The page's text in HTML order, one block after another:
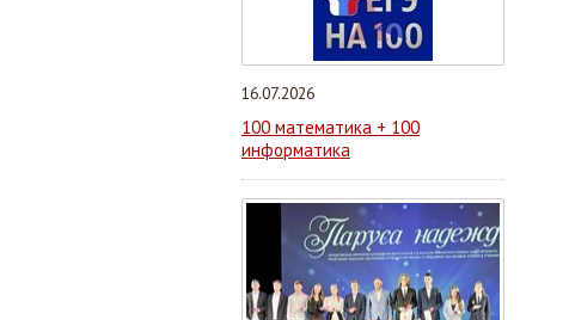
16.07.2026
100 математика + 100
информатика